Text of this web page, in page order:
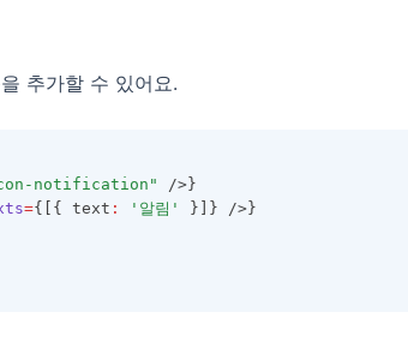
추가할 수 있어요.
notification"
/>}
={[{ text : '알림'
}]} />}